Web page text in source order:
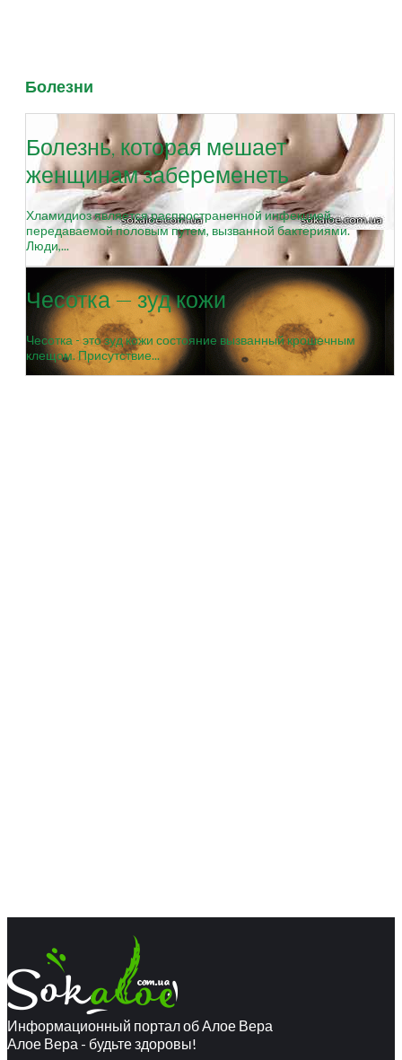
Болезни
Болезнь, которая мешает
женщинам забеременеть
Хламидиоз является распространенной инфекцией,
передаваемой половым путем, вызванной бактериями.
Люди,...
Чесотка — зуд кожи
Чесотка - это зуд кожи состояние вызванный крошечным
клещом. Присутствие...
Информационный портал об Алое Вера
Алое Вера - будьте здоровы!